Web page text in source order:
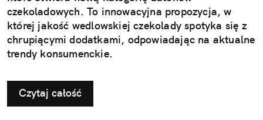
czekoladowych. To innowacyjna propozycja, w
której jakość wedlowskiej czekolady spotyka się z
chrupiącymi dodatkami, odpowiadając na aktualne
trendy konsumenckie.
Czytaj całość